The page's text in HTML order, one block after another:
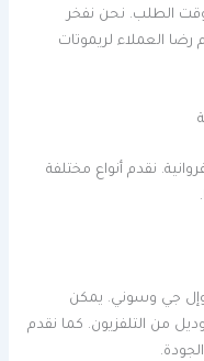
40 إلى 60 دقيقة من وقت الطلب. نحن نفخر
رضا العملاء لريموتات
نقدم أنواع مختلفة
جي وسوني. يمكن
الشامل التحكم في أكثر من 20 موديل من التلفزيون. كما نقدم